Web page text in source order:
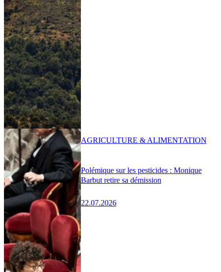
Polémique sur les pesticides : Monique
Barbut retire sa démission
22.07.2026
AGRICULTURE & ALIMENTATION